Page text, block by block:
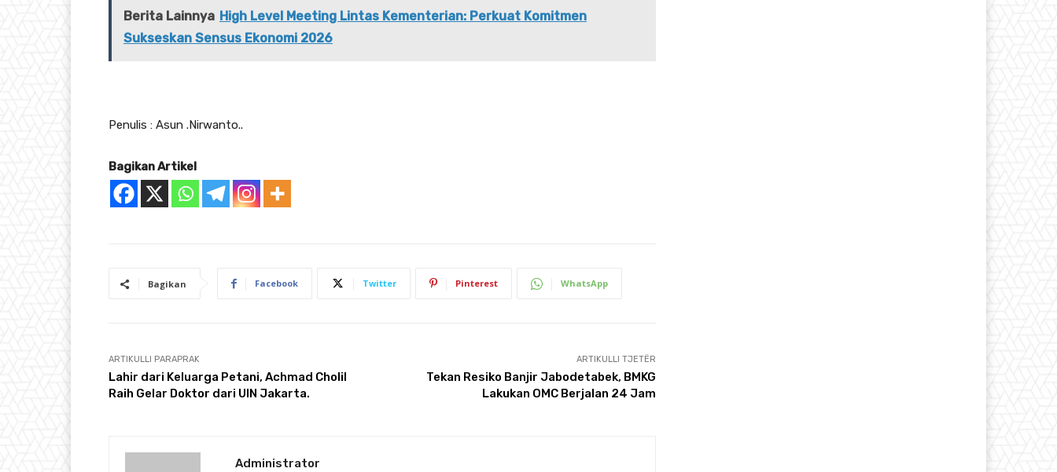
Berita Lainnya High Level Meeting Lintas Kementerian: Perkuat Komitmen
Sukseskan Sensus Ekonomi 2026
Penulis : Asun .Nirwanto..
Bagikan Artikel
Bagikan Facebook Twitter Pinterest WhatsApp
ARTIKULLI PARAPRAK
Lahir dari Keluarga Petani, Achmad Cholil
Raih Gelar Doktor dari UIN Jakarta.
ARTIKULLI TJETËR
Tekan Resiko Banjir Jabodetabek, BMKG
Lakukan OMC Berjalan 24 Jam
Administrator